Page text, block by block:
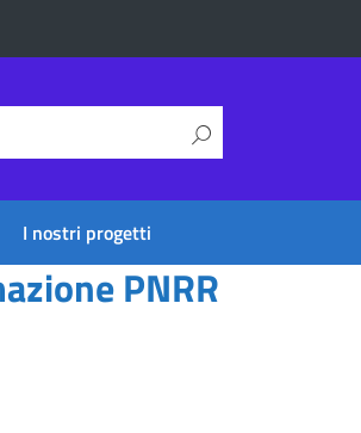
I nostri progetti
PNRR